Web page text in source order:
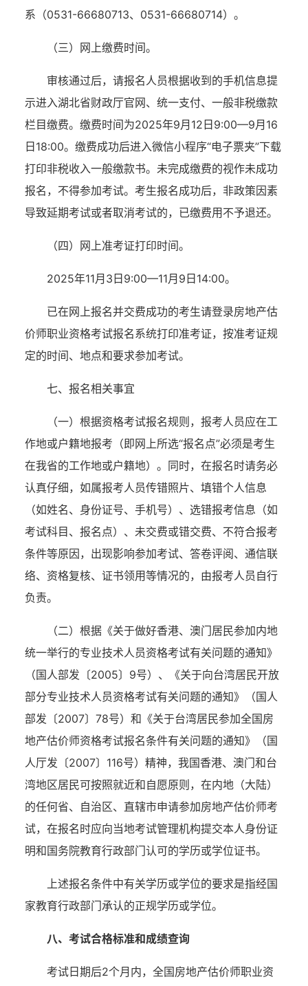
系（0531-66680713、0531-66680714）。
（三）网上缴费时间。
审核通过后，请报名人员根据收到的手机信息提
示进入湖北省财政厅官网、统一支付、一般非税缴款
栏目缴费。 缴费时间为2025年9月 12 日 9:00—9月 16
日 18:00。 缴费成功后进入微信小程序“电子票夹”下载
打印非税收入一般缴款书。未完成缴费的视作未成功
报名，不得参加考试。考生报名成功后，非政策因素
导致延期考试或者取消考试的，已缴费用不予退还。
（四）网上准考证打印时间。
2025年11月 3 日 9:00—11月 9 日 14:00。
已在网上报名并交费成功的考生请登录房地产估
价师职业资格考试报名系统打印准考证，按准考证规
定的时间、地点和要求参加考试。
七、报名相关事宜
（一）根据资格考试报名规则，报考人员应在工
作地或户籍地报考（即网上所选“报名点”必须是考生
在我省的工作地或户籍地）。同时，在报名时请务必
认真仔细，如属报考人员传错照片、填错个人信息
（如姓名、身份证号、手机号）、选错报考信息（如
考试科目、报名点）、未交费或错交费、不符合报考
条件等原因，出现影响参加考试、答卷评阅、通信联
络、资格复核、证书领用等情况的，由报考人员自行
负责。
（二）根据《关于做好香港、澳门居民参加内地
统一举行的专业技术人员资格考试有关问题的通知》
（国人部发〔2005〕9号）、《关于向台湾居民开放
部分专业技术人员资格考试有关问题的通知》（国人
部发〔2007〕78号）和《关于台湾居民参加全国房
地产估价师资格考试报名条件有关问题的通知》（国
人厅发〔2007〕116号）精神，我国香港、澳门和台
湾地区居民可按照就近和自愿原则，在内地（大陆）
的任何省、自治区、直辖市申请参加房地产估价师考
试，在报名时应向当地考试管理机构提交本人身份证
明和国务院教育行政部门认可的学历或学位证书。
上述报名条件中有关学历或学位的要求是指经国
家教育行政部门承认的正规学历或学位。
八、考试合格标准和成绩查询
考试日期后2个月内，全国房地产估价师职业资